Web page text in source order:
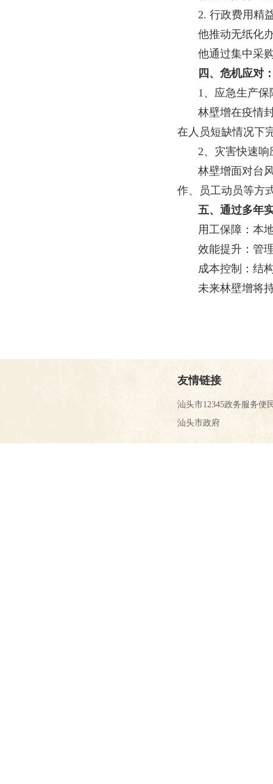
2. 行政费用精
他推动无纸化
他通过集中采
四、危机应对
1、应急生产
林壁增在疫情
在人员短缺情况下
2、灾害快速
林壁增面对台
作、员工动员等方
五、通过多年
用工保障：本
效能提升：管
成本控制：结
未来林壁增将
友情链接
汕头市12345政务服务便
汕头市政府